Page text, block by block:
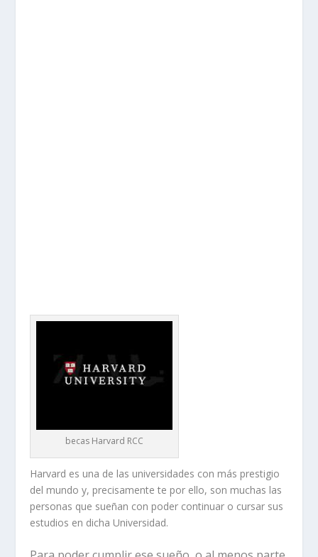
becas Harvard RCC
Harvard es una de las universidades con más prestigio
del mundo y, precisamente te por ello, son muchas las
personas que sueñan con poder continuar o cursar sus
estudios en dicha Universidad.